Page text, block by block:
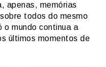
apenas, memórias
todos do mesmo
o mundo continua a
últimos momentos de